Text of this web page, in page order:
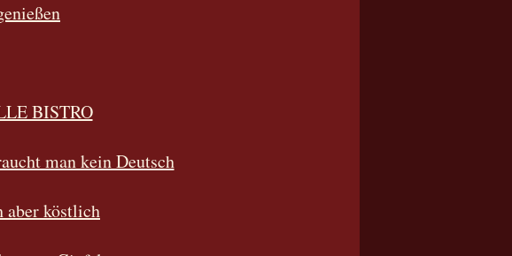
BISTRO
man kein Deutsch
aber köstlich